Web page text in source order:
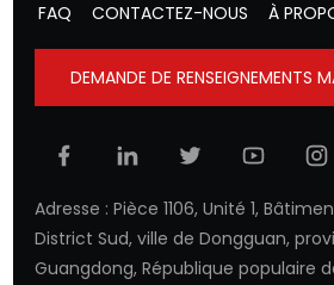
FAQ CONTACTEZ-NOUS À
DEMANDE DE RENSEIGNEMENTS
Adresse : Pièce 1106, Unité 1,
District Sud, ville de Dongguan,
Guangdong, République populaire